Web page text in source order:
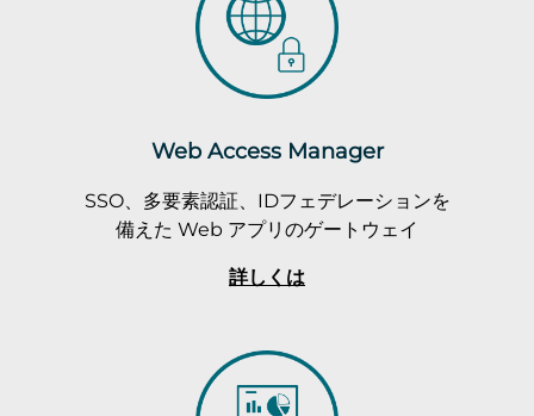
Web Access Manager
SSO、多要素認証、IDフェデレーションを
備えた Web アプリのゲートウェイ
詳しくは